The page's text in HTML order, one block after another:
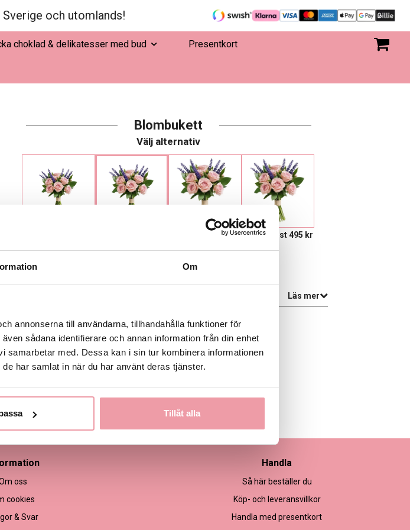
Om
annonserna till användarna, tillhandahålla funktioner för
sådana identifierare och annan information från din enhet
samarbetar med. Dessa kan i sin tur kombinera informationen
har samlat in när du har använt deras tjänster.
Tillåt alla
och utomlands!
choklad & delikatesser med bud Presentkort
Blombukett
Välj alternativ
Eget, minst 495 kr
LÄGG I VARUKORGEN
Läs mer
oss
cookies
& Svar
Handla
Så här beställer du
Köp- och leveransvillkor
Handla med presentkort